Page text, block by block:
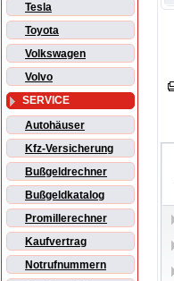
Tesla
Toyota
Volkswagen
Volvo
SERVICE
Autohäuser
Kfz-Versicherung
Bußgeldrechner
Bußgeldkatalog
Promillerechner
Kaufvertrag
Notrufnummern